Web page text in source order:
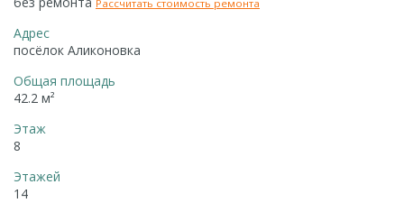
Рассчитать стоимость ремонта
Адрес
посёлок Аликоновка
Общая площадь
42.2 м²
Этаж
8
Этажей
14